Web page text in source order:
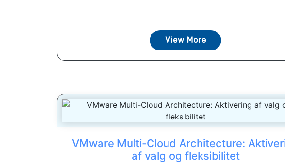
View More
VMware Multi-Cloud Architecture:
af valg og fleksibilitet